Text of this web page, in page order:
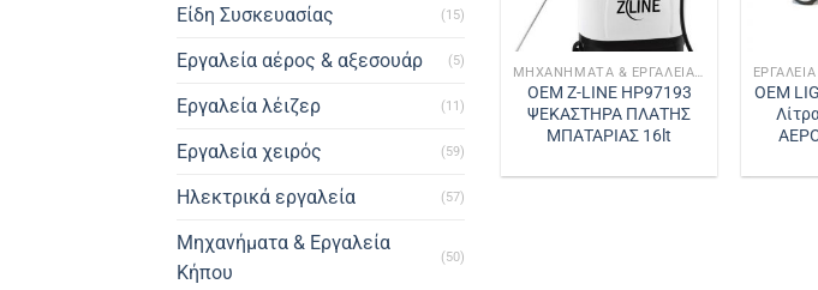
Είδη Συσκευασίας (15)
Εργαλεία αέρος & αξεσουάρ (5)
Εργαλεία λέιζερ (11)
Εργαλεία χειρός (59)
Ηλεκτρικά εργαλεία (57)
Μηχανήματα & Εργαλεία
Κήπου
(50)
OEM Z-LINE HP97193
ΨΕΚΑΣΤΗΡΑ ΠΛΑΤΗΣ
ΜΠΑΤΑΡΙΑΣ 16lt
OEM